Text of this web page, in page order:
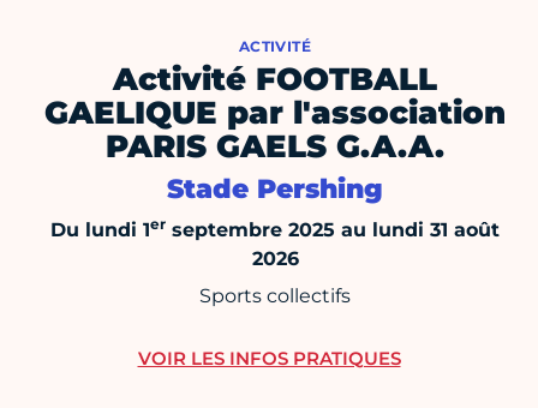
ACTIVITÉ
Activité FOOTBALL
GAELIQUE par l'association
PARIS GAELS G.A.A.
Stade Pershing
Du lundi 1er septembre 2025 au lundi 31 août
2026
Sports collectifs
VOIR LES INFOS PRATIQUES